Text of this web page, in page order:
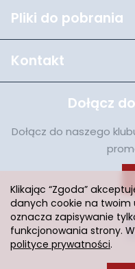
Pliki do pobrania
Kontakt
Dołącz
Dołącz do naszego
Klikając “Zgoda”
danych cookie na twoim
oznacza zapisywanie
funkcjonowania strony.
polityce prywatności.